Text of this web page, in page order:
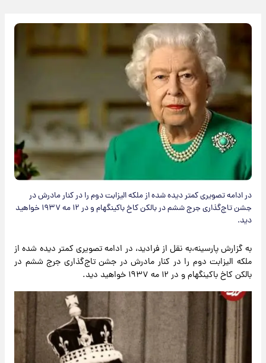
در ادامه تصویری کمتر دیده شده از ملکه الیزابت دوم را در کنار مادرش در
جشن تاج‌گذاری جرج ششم در بالکن کاخ باکینگهام و در ۱۲ مه ۱۹۳۷ خواهید
دید.
به گزارش پارسینه،به نقل از فرادید، در ادامه تصویری کمتر دیده شده از
ملکه الیزابت دوم را در کنار مادرش در جشن تاج‌گذاری جرج ششم در
بالکن کاخ باکینگهام و در ۱۲ مه ۱۹۳۷ خواهید دید.